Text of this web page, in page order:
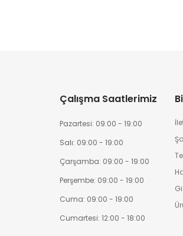
Çalışma Saatlerimiz
Pazartesi: 09:00 - 19:00
Salı: 09:00 - 19:00
Çarşamba: 09:00 - 19:00
Perşembe: 09:00 - 19:00
Cuma: 09:00 - 19:00
Cumartesi: 12:00 - 18:00